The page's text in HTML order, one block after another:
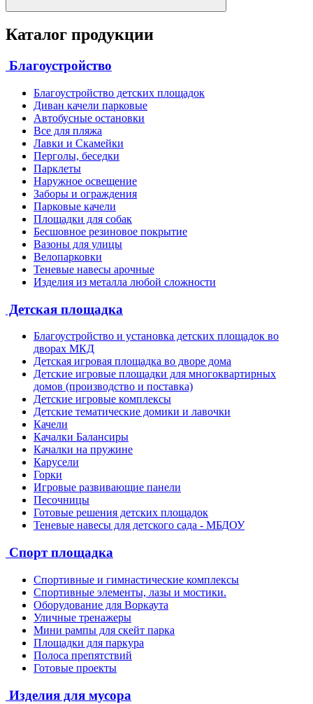
Каталог продукции
Благоустройство
Благоустройство детских площадок
Диван качели парковые
Автобусные остановки
Все для пляжа
Лавки и Скамейки
Перголы, беседки
Парклеты
Наружное освещение
Заборы и ограждения
Парковые качели
Площадки для собак
Бесшовное резиновое покрытие
Вазоны для улицы
Велопарковки
Теневые навесы арочные
Изделия из металла любой сложности
Детская площадка
Благоустройство и установка детских площадок во
дворах МКД
Детская игровая площадка во дворе дома
Детские игровые площадки для многоквартирных
домов (производство и поставка)
Детские игровые комплексы
Детские тематические домики и лавочки
Качели
Качалки Балансиры
Качалки на пружине
Карусели
Горки
Игровые развивающие панели
Песочницы
Готовые решения детских площадок
Теневые навесы для детского сада - МБДОУ
Спорт площадка
Спортивные и гимнастические комплексы
Спортивные элементы, лазы и мостики.
Оборудование для Воркаута
Уличные тренажеры
Мини рампы для скейт парка
Площадки для паркура
Полоса препятствий
Готовые проекты
Изделия для мусора